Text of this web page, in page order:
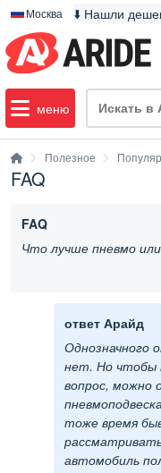
Москва ⬇️ Нашли
меню
Полезное
FAQ
FAQ
Что лучше пневмо
ответ Арайд
Однозначного
нет. Но чтобы
вопрос, можно
тоже время
автомобиль